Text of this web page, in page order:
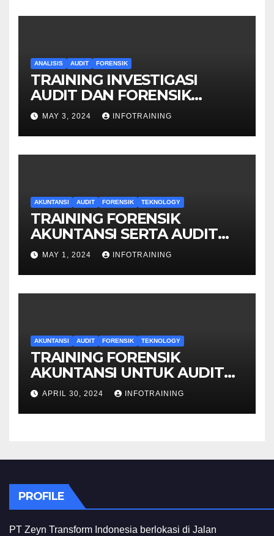
ANALISIS AUDIT FORENSIK
TRAINING INVESTIGASI
AUDIT DAN FORENSIK
KEUANGAN
MAY 3, 2024 INFOTRAINING
AKUNTANSI AUDIT FORENSIK TEKNOLOGY
TRAINING FORENSIK
AKUNTANSI SERTA AUDIT
PENYELIDIKAN
MAY 1, 2024 INFOTRAINING
AKUNTANSI AUDIT FORENSIK TEKNOLOGY
TRAINING FORENSIK
AKUNTANSI UNTUK AUDIT
INVESTIGATIF
APRIL 30, 2024 INFOTRAINING
PROFILE
PT Zeyn Transform Indonesia berlokasi di Jalan